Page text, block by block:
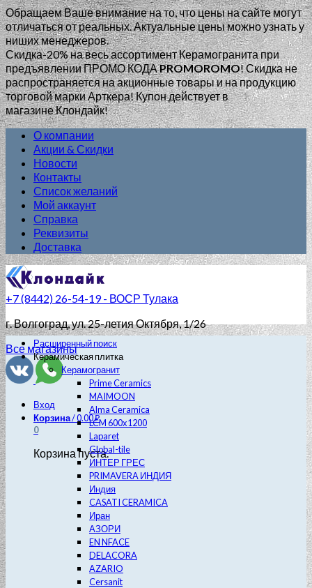
Обращаем Ваше внимание на то, что цены на сайте могут
отличаться от реальных. Актуальные цены можно узнать у
ниших менеджеров.
Скидка-20% на весь ассортимент Керамогранита при
предъявлении ПРОМО КОДАPROMOROMO!Скидка не
распространяется на акционные товары и на продукцию
торговой марки Арткера! Купон действует в
магазине Клондайк!
О компании
Акции & Скидки
Новости
Контакты
Список желаний
Мой аккаунт
Справка
Реквизиты
Доставка
+7 (8442) 26-54-19 - ВОСР Тулака
г. Волгоград, ул. 25-летия Октября, 1/26
Все магазины
Вход
Корзина/0.00₽
0
Корзина пуста.
Расширенный поиск
Керамическая плитка
Керамогранит
Prime Ceramics
MAIMOON
Alma Ceramica
LCM 600х1200
Laparet
Global-tile
ИНТЕР ГРЕС
PRIMAVERA ИНДИЯ
Индия
CASATI CERAMICA
Иран
АЗОРИ
EN NFACE
DELACORA
AZARIO
Cersanit